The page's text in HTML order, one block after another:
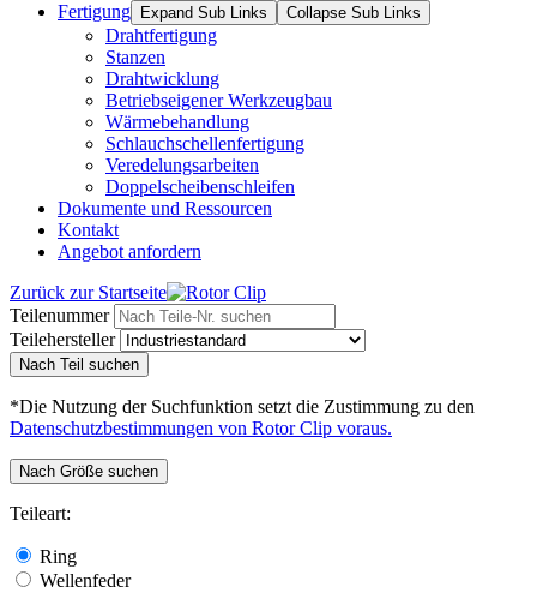
Fertigung
Expand Sub Links Collapse Sub Links
Drahtfertigung
Stanzen
Drahtwicklung
Betriebseigener Werkzeugbau
Wärmebehandlung
Schlauchschellenfertigung
Veredelungsarbeiten
Doppelscheibenschleifen
Dokumente und Ressourcen
Kontakt
Angebot anfordern
Zurück zur Startseite
Teilenummer
Teilehersteller
Nach Teil suchen
*Die Nutzung der Suchfunktion setzt die Zustimmung zu den
Datenschutzbestimmungen von Rotor Clip voraus.
Nach Größe suchen
Teileart:
Ring
Wellenfeder